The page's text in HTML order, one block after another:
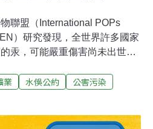
聯盟（International POPs
）研究發現，全世界許多國家
汞，可能嚴重傷害尚未出世的
進行研究的地區，包含在遠離
，幾乎所有婦女都超過安全標
全球25個最高風險國家，包括
業 水俁公約
公害污染